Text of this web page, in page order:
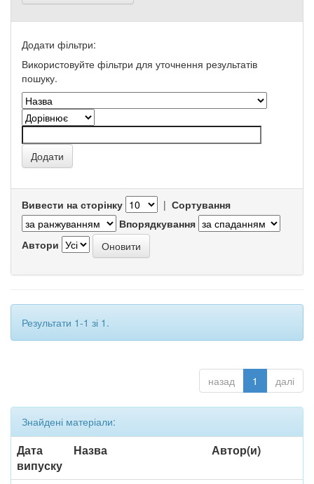
Додати фільтри:
Використовуйте фільтри для уточнення результатів
пошуку.
Вивести на сторінку | Сортування
Впорядкування
Автори
Результати 1-1 зі 1.
назад 1 далі
Знайдені матеріали:
Дата
випуску
Назва Автор(и)